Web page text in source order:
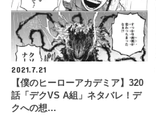
2021.7.21
【僕のヒーローアカデミア】320
話「デクVS A組」ネタバレ！デ
クへの想…